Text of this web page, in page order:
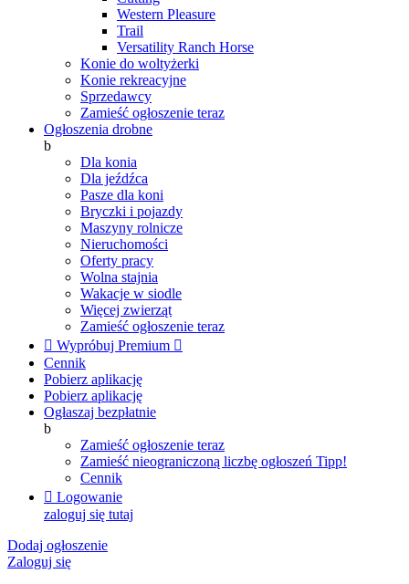
Western Pleasure
Trail
Versatility Ranch Horse
Konie do woltyżerki
Konie rekreacyjne
Sprzedawcy
Zamieść ogłoszenie teraz
Ogłoszenia drobne
b
Dla konia
Dla jeźdźca
Pasze dla koni
Bryczki i pojazdy
Maszyny rolnicze
Nieruchomości
Oferty pracy
Wolna stajnia
Wakacje w siodle
Więcej zwierząt
Zamieść ogłoszenie teraz
 Wypróbuj Premium 
Cennik
Pobierz aplikację
Pobierz aplikację
Ogłaszaj bezpłatnie
b
Zamieść ogłoszenie teraz
Zamieść nieograniczoną liczbę ogłoszeń Tipp!
Cennik
 Logowanie
zaloguj się tutaj
Dodaj ogłoszenie
Zaloguj się